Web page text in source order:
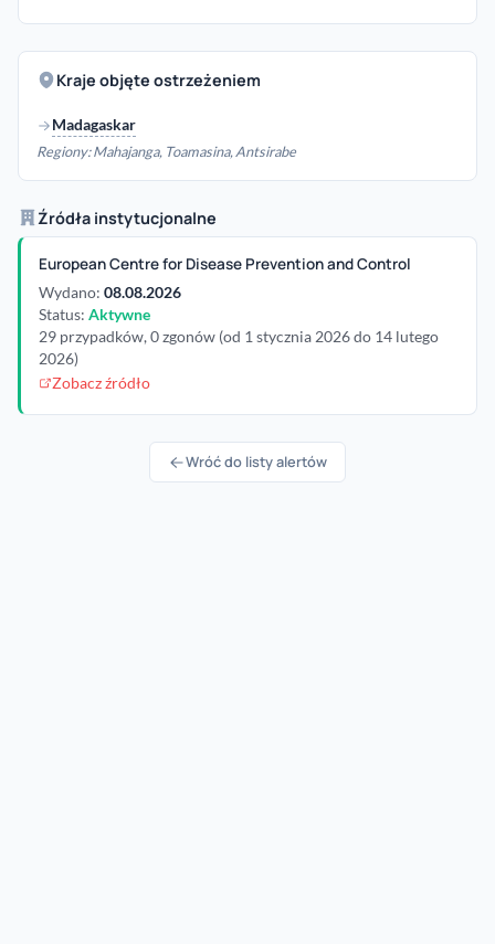
Kraje objęte ostrzeżeniem
Madagaskar
Regiony: Mahajanga, Toamasina, Antsirabe
Źródła instytucjonalne
European Centre for Disease Prevention and Control
Wydano: 08.08.2026
Status: Aktywne
29 przypadków, 0 zgonów (od 1 stycznia 2026 do 14 lutego
2026)
Zobacz źródło
Wróć do listy alertów